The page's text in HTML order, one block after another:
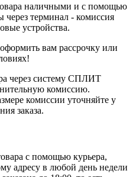
наличными и с помощью
через терминал - комиссия
устройства.
вам рассрочку или
через систему СПЛИТ
комиссию.
комиссии уточняйте у
заказа.
с помощью курьера,
адресу в любой день недели